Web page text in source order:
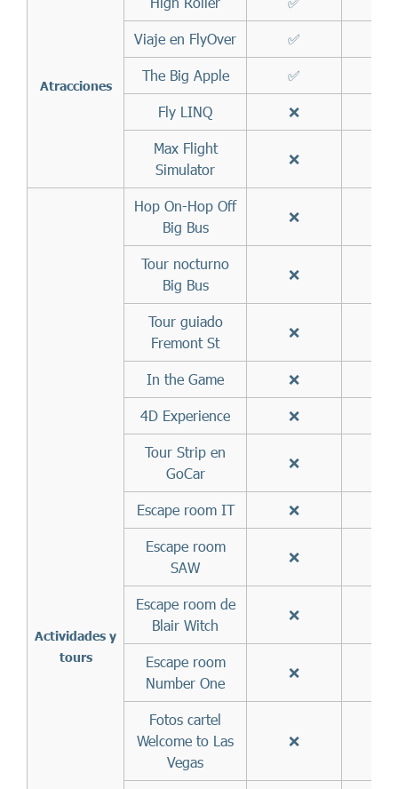
Atracciones
Viaje en FlyOver ✅
The Big Apple ✅
Fly LINQ ❌
Max Flight
Simulator
❌
Actividades y
tours
Hop On-Hop Off
Big Bus
❌
Tour nocturno
Big Bus
❌
Tour guiado
Fremont St
❌
In the Game ❌
4D Experience ❌
Tour Strip en
GoCar
❌
Escape room IT ❌
Escape room
SAW
❌
Escape room de
Blair Witch
❌
Escape room
Number One
❌
Fotos cartel
Welcome to Las
Vegas
❌